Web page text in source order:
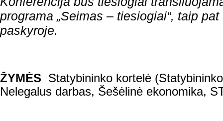
programa „Seimas – tiesiogiai“, taip pat
paskyroje.
ŽYMĖS
Statybininko kortelė
Nelegalus darbas, Šešėlinė ekonomika,